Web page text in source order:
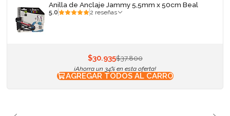
Anilla de Anclaje Jammy 5,5mm x 50cm Beal
5.0 2 reseñas
$30.935$37.800
¡Ahorra un 34% en esta oferta!
AGREGAR TODOS AL CARRO